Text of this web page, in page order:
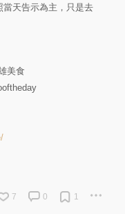
天告示為主，只是去
美食
7 0 1